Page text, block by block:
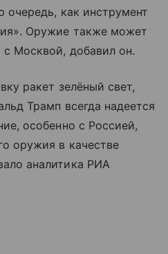
очередь, как инструмент
Оружие также может
с Москвой, добавил он.
ракет зелёный свет,
Трамп всегда надеется
особенно с Россией,
оружия в качестве
аналитика РИА